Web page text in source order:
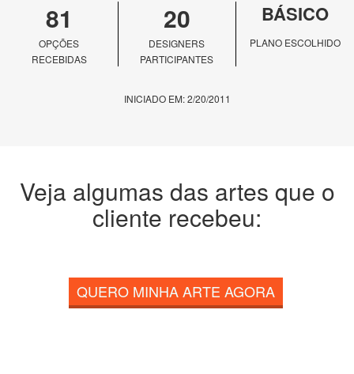
81
OPÇÕES
RECEBIDAS
20
DESIGNERS
PARTICIPANTES
BÁSICO
PLANO ESCOLHIDO
INICIADO EM: 2/20/2011
Veja algumas das artes que o
cliente recebeu:
QUERO MINHA ARTE AGORA